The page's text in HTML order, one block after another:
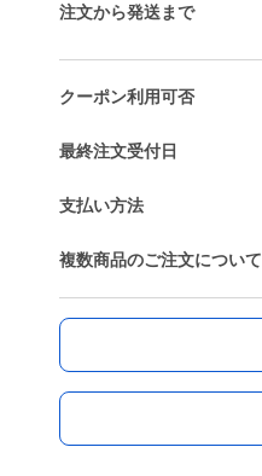
注文から発送まで
クーポン利用可否
最終注文受付日
支払い方法
複数商品のご注文について